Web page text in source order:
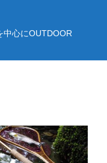
中心にOUTDOOR